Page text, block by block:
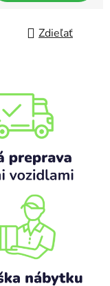
Zdieľať